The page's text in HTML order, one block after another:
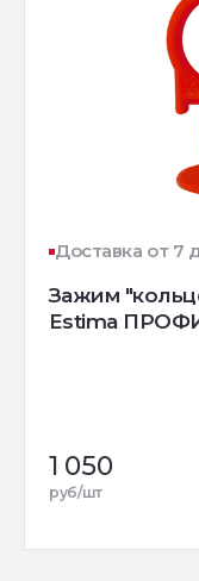
Доставка от 7
Зажим
Estima
1 050
руб/шт